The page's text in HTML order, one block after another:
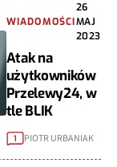
WIADOMOŚCI
26
MAJ
2023
Atak na
użytkowników
Przelewy24, w
tle BLIK
1 PIOTR URBANIAK